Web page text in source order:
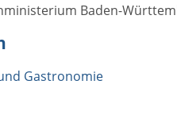
Baden-
Gastronomie